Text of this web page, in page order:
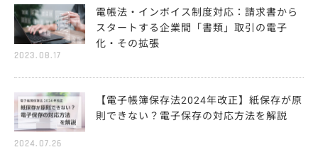
2023.08.17
電帳法・インボイス制度対応：請求書から
スタートする企業間「書類」取引の電子
化・その拡張
2024.07.26
【電子帳簿保存法2024年改正】紙保存が原
則できない？電子保存の対応方法を解説